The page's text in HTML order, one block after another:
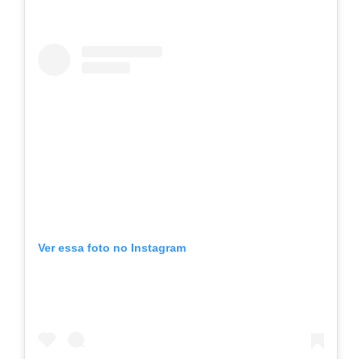
Ver essa foto no Instagram